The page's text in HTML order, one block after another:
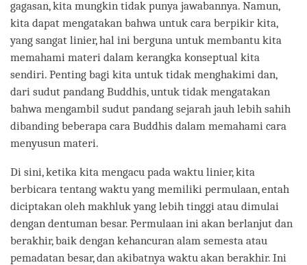
gagasan, kita mungkin tidak punya jawabannya. Namun,
kita dapat mengatakan bahwa untuk cara berpikir kita,
yang sangat linier, hal ini berguna untuk membantu kita
memahami materi dalam kerangka konseptual kita
sendiri. Penting bagi kita untuk tidak menghakimi dan,
dari sudut pandang Buddhis, untuk tidak mengatakan
bahwa mengambil sudut pandang sejarah jauh lebih sahih
dibanding beberapa cara Buddhis dalam memahami cara
menyusun materi.
Di sini, ketika kita mengacu pada waktu linier, kita
berbicara tentang waktu yang memiliki permulaan, entah
diciptakan oleh makhluk yang lebih tinggi atau dimulai
dengan dentuman besar. Permulaan ini akan berlanjut dan
berakhir, baik dengan kehancuran alam semesta atau
pemadatan besar, dan akibatnya waktu akan berakhir. Ini